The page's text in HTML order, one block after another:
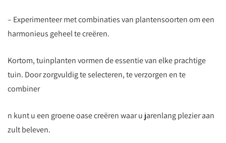
– Experimenteer met combinaties van plantensoorten om een
harmonieus geheel te creëren.
Kortom, tuinplanten vormen de essentie van elke prachtige
tuin. Door zorgvuldig te selecteren, te verzorgen en te
combiner
n kunt u een groene oase creëren waar u jarenlang plezier aan
zult beleven.